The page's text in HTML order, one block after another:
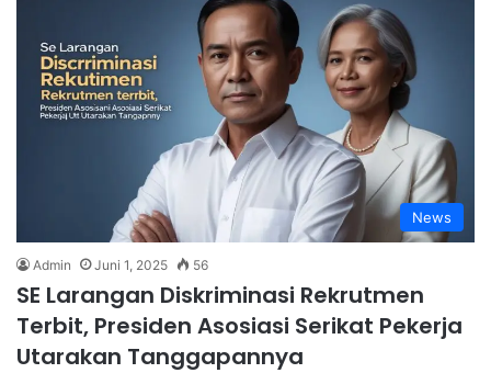
News
Admin Juni 1, 2025 56
SE Larangan Diskriminasi Rekrutmen
Terbit, Presiden Asosiasi Serikat Pekerja
Utarakan Tanggapannya